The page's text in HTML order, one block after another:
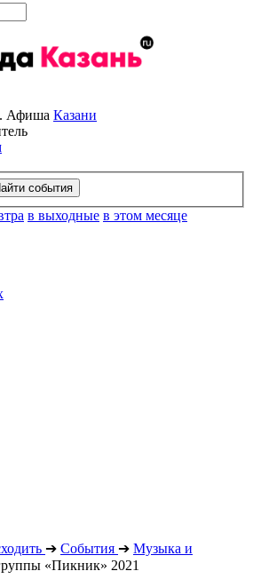
Афиша Казани
в выходные в этом месяце
➔ События ➔ Музыка и
«Пикник» 2021